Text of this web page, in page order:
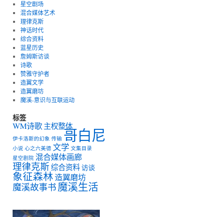
星空剧场
混合媒体艺术
理律克斯
神话时代
综合资料
蓝星历史
詹姆斯访谈
诗歌
赞雅守护者
造翼文学
造翼磨坊
魔溪-意识与互联运动
标签
WM诗歌 主权整体
伊卡洛斯的幻象 传输 哥白尼
小说 心之六美德 文学 文集目录
星空剧院 混合媒体画廊
理律克斯综合资料访谈
象征森林造翼磨坊
魔溪故事书魔溪生活